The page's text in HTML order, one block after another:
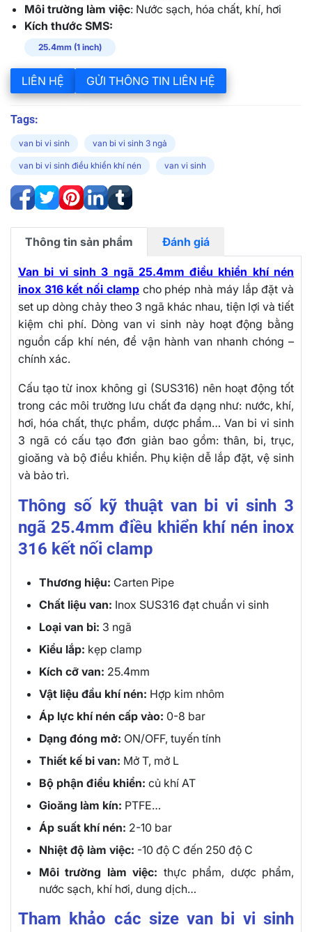
Môi trường làm việc: Nước sạch, hóa chất, khí, hơi
Kích thước SMS:
25.4mm (1 inch)
LIÊN HỆ GỬI THÔNG TIN LIÊN HỆ
Tags:
van bi vi sinh van bi vi sinh 3 ngả
van bi vi sinh điều khiển khí nén van vi sinh
Thông tin sản phẩm Đánh giá
Van bi vi sinh 3 ngã 25.4mm điều khiển khí nén
inox 316 kết nối clampcho phép nhà máy lắp đặt và
set up dòng chảy theo 3 ngã khác nhau, tiện lợi và tiết
kiệm chi phí. Dòng van vi sinh này hoạt động bằng
nguồn cấp khí nén, để vận hành van nhanh chóng –
chính xác.
Cấu tạo từ inox không gỉ (SUS316) nên hoạt động tốt
trong các môi trường lưu chất đa dạng như: nước, khí,
hơi, hóa chất, thực phẩm, dược phẩm… Van bi vi sinh
3 ngã có cấu tạo đơn giản bao gồm: thân, bi, trục,
gioăng và bộ điều khiển. Phụ kiện dễ lắp đặt, vệ sinh
và bảo trì.
Thông số kỹ thuật van bi vi sinh 3
ngã 25.4mm điều khiển khí nén inox
316 kết nối clamp
Thương hiệu: Carten Pipe
Chất liệu van: Inox SUS316 đạt chuẩn vi sinh
Loại van bi: 3 ngã
Kiểu lắp: kẹp clamp
Kích cỡ van: 25.4mm
Vật liệu đầu khí nén: Hợp kim nhôm
Áp lực khí nén cấp vào: 0-8 bar
Dạng đóng mở: ON/OFF, tuyến tính
Thiết kế bi van: Mở T, mở L
Bộ phận điều khiển: củ khí AT
Gioăng làm kín: PTFE…
Áp suất khí nén: 2-10 bar
Nhiệt độ làm việc: -10 độ C đến 250 độ C
Môi trường làm việc: thực phẩm, dược phẩm,
nước sạch, khí hơi, dung dịch…
Tham khảo các size van bi vi sinh